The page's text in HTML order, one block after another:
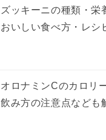
ズッキーニの種類・栄
おいしい食べ方・レシ
オロナミンCのカロリ
飲み方の注意点なども